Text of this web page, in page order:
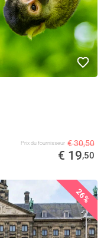
Prix ​​du fournisseur € 30,50
€ 19,50
26%